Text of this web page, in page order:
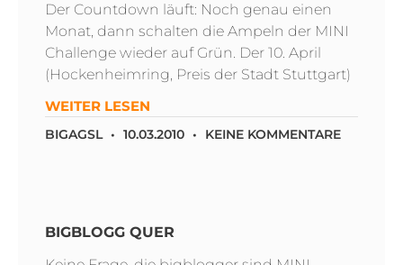
Der Countdown läuft: Noch genau einen
Monat, dann schalten die Ampeln der MINI
Challenge wieder auf Grün. Der 10. April
(Hockenheimring, Preis der Stadt Stuttgart)
WEITER LESEN
BIGAGSL 10.03.2010 KEINE KOMMENTARE
BIGBLOGG QUER